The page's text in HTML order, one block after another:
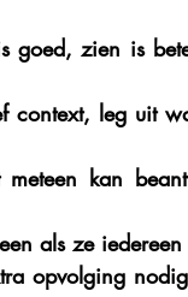
goed, zien is
context, leg uit
kan
als ze iedereen
opvolging